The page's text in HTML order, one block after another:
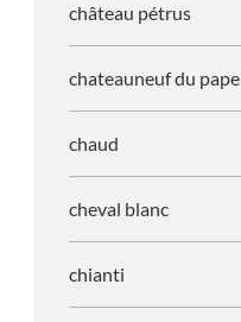
château pétrus
chateauneuf du pape
chaud
cheval blanc
chianti